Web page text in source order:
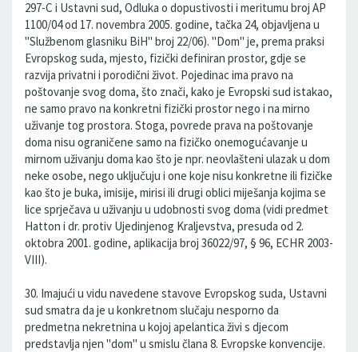
297-C i Ustavni sud, Odluka o dopustivosti i meritumu broj AP
1100/04 od 17. novembra 2005. godine, tačka 24, objavljena u
"Službenom glasniku BiH" broj 22/06). "Dom" je, prema praksi
Evropskog suda, mjesto, fizički definiran prostor, gdje se
razvija privatni i porodični život. Pojedinac ima pravo na
poštovanje svog doma, što znači, kako je Evropski sud istakao,
ne samo pravo na konkretni fizički prostor nego i na mirno
uživanje tog prostora. Stoga, povrede prava na poštovanje
doma nisu ograničene samo na fizičko onemogućavanje u
mirnom uživanju doma kao što je npr. neovlašteni ulazak u dom
neke osobe, nego uključuju i one koje nisu konkretne ili fizičke
kao što je buka, imisije, mirisi ili drugi oblici miješanja kojima se
lice sprječava u uživanju u udobnosti svog doma (vidi predmet
Hatton i dr. protiv Ujedinjenog Kraljevstva, presuda od 2.
oktobra 2001. godine, aplikacija broj 36022/97, § 96, ECHR 2003-
VIII).
30. Imajući u vidu navedene stavove Evropskog suda, Ustavni
sud smatra da je u konkretnom slučaju nesporno da
predmetna nekretnina u kojoj apelantica živi s djecom
predstavlja njen "dom" u smislu člana 8. Evropske konvencije.